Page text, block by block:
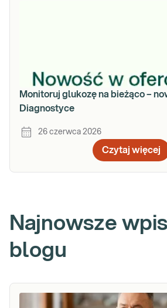
Monitoruj glukozę na bieżąco –
Diagnostyce
26 czerwca 2026
Czytaj więcej
Najnowsze
blogu